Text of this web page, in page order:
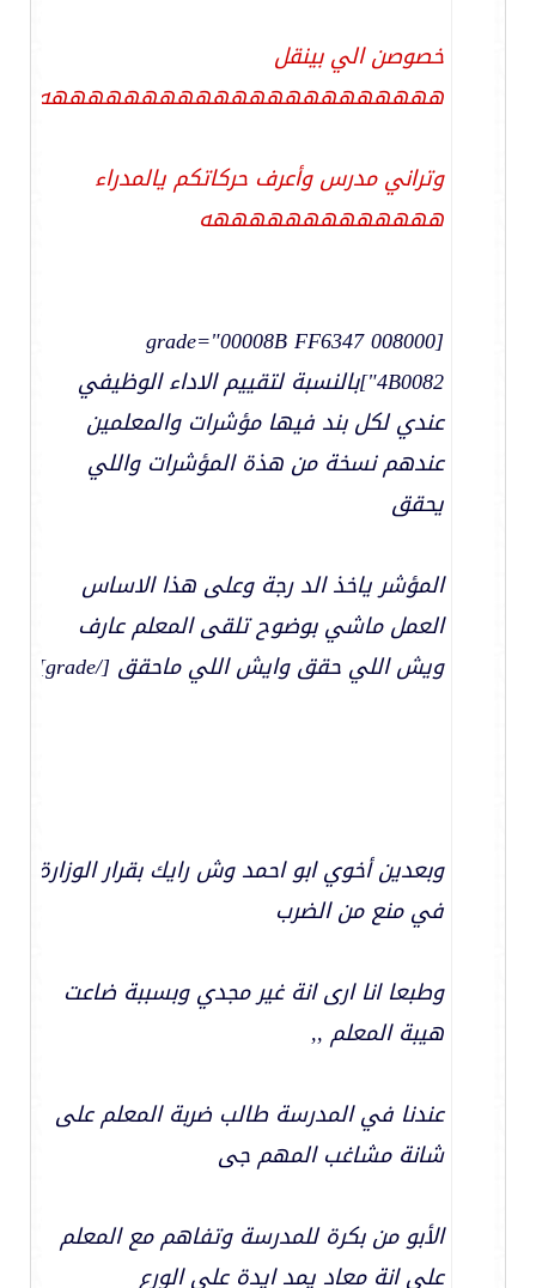
خصوصن الي بينقل
ههههههههههههههههههههههه
وتراني مدرس وأعرف حركاتكم يالمدراء
هههههههههههههه
[grade="00008B FF6347 008000
4B0082"]بالنسبة لتقييم الاداء الوظيفي
عندي لكل بند فيها مؤشرات والمعلمين
عندهم نسخة من هذة المؤشرات واللي
يحقق
المؤشر ياخذ الد رجة وعلى هذا الاساس
العمل ماشي بوضوح تلقى المعلم عارف
ويش اللي حقق وايش اللي ماحقق [/grade]
وبعدين أخوي ابو احمد وش رايك بقرار الوزارة
في منع من الضرب
وطبعا انا ارى انة غير مجدي وبسببة ضاعت
هيبة المعلم ,,
عندنا في المدرسة طالب ضربة المعلم على
شانة مشاغب المهم جى
الأبو من بكرة للمدرسة وتفاهم مع المعلم
على انة معاد يمد ايدة على الورع